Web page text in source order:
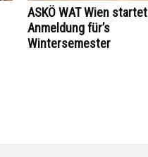
ASKÖ WAT Wien startet
Anmeldung für’s
Wintersemester